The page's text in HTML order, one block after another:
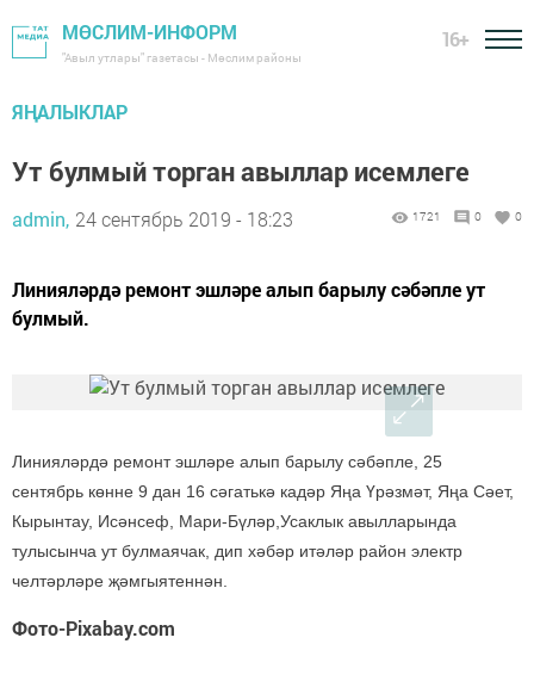
МӨСЛИМ-ИНФОРМ
"Авыл утлары" газетасы - Мөслим районы
16+
ЯҢАЛЫКЛАР
Ут булмый торган авыллар исемлеге
admin, 24 сентябрь 2019 - 18:23 1721 0 0
Линияләрдә ремонт эшләре алып барылу сәбәпле ут
булмый.
Линияләрдә ремонт эшләре алып барылу сәбәпле, 25
сентябрь көнне 9 дан 16 сәгатькә кадәр Яңа Үрәзмәт, Яңа Сәет,
Кырынтау, Исәнсеф, Мари-Бүләр,Усаклык авылларында
тулысынча ут булмаячак, дип хәбәр итәләр район электр
челтәрләре җәмгыятеннән.
Фото-Pixabay.com